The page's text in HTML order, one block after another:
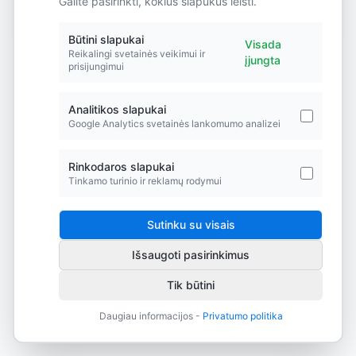
Būtini slapukai
Reikalingi svetainės veikimui ir
prisijungimui
Visada
įjungta
Analitikos slapukai
Google Analytics svetainės lankomumo analizei
Rinkodaros slapukai
Tinkamo turinio ir reklamų rodymui
Sutinku su visais
Išsaugoti pasirinkimus
Tik būtini
Daugiau informacijos - Privatumo politika